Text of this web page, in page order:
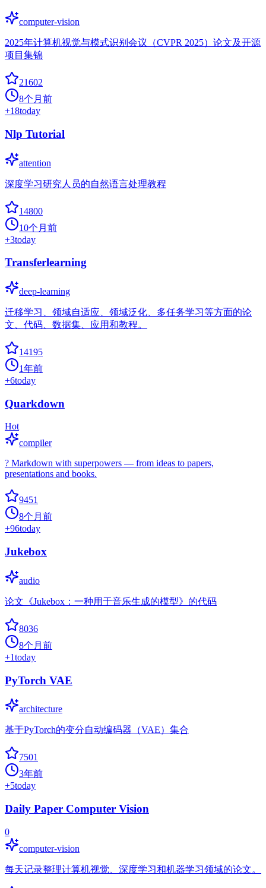
computer-vision
2025年计算机视觉与模式识别会议（CVPR 2025）论文及开源
项目集锦
21602
8个月前
+18today
Nlp Tutorial
attention
深度学习研究人员的自然语言处理教程
14800
10个月前
+3today
Transferlearning
deep-learning
迁移学习、领域自适应、领域泛化、多任务学习等方面的论
文、代码、数据集、应用和教程。
14195
1年前
+6today
Quarkdown
Hot
compiler
? Markdown with superpowers — from ideas to papers,
presentations and books.
9451
8个月前
+96today
Jukebox
audio
论文《Jukebox：一种用于音乐生成的模型》的代码
8036
8个月前
+1today
PyTorch VAE
architecture
基于PyTorch的变分自动编码器（VAE）集合
7501
3年前
+5today
Daily Paper Computer Vision
0
computer-vision
每天记录整理计算机视觉、深度学习和机器学习领域的论文。